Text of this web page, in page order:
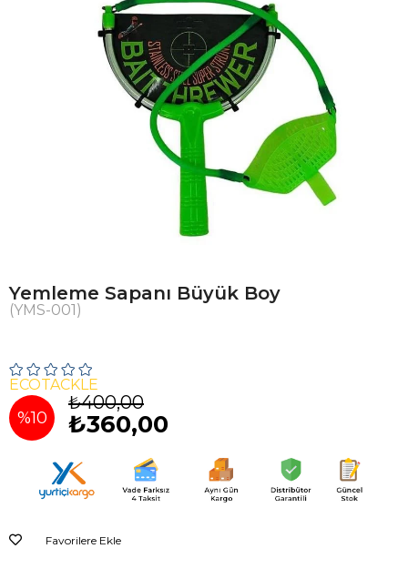
Yemleme Sapanı Büyük Boy
(YMS-001)
ECOTACKLE
%10
İndirim
₺400,00
₺360,00
Favorilere Ekle